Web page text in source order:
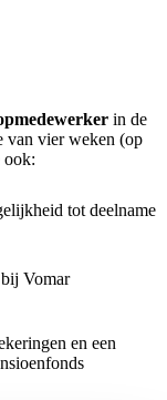
in de
van vier weken (op
ook:
tot deelname
Vomar
en een